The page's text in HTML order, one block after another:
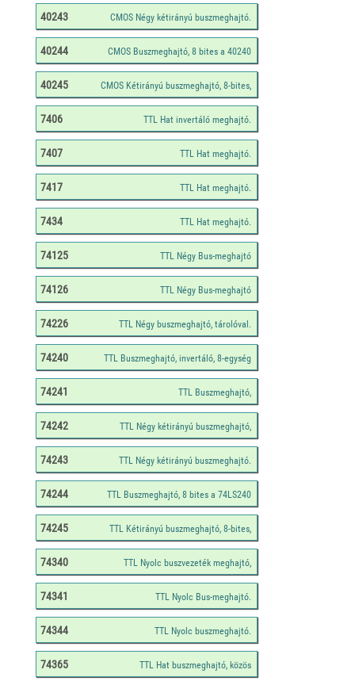
40243
40244
40245
7406
7407
7417
7434
74125
74126
74226
74240
74241
74242
74243
74244
74245
74340
74341
74344
74365